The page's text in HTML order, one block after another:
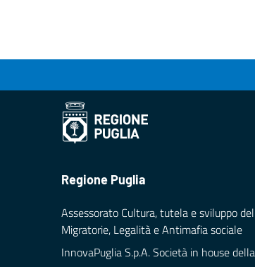
Regione Puglia
Assessorato Cultura, tutela e sviluppo
Migratorie, Legalità e Antimafia sociale
InnovaPuglia S.p.A. Società in house